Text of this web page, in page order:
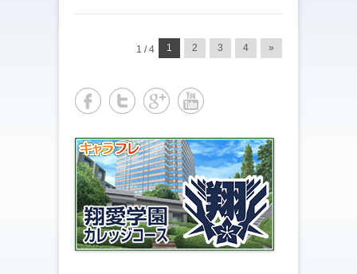
投稿ナビゲーション
1 / 4 1 2 3 4 »